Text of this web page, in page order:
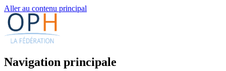
Aller au contenu principal
Navigation principale